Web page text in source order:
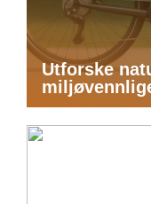
Utforske